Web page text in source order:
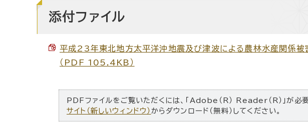
添付ファイル
平成23年東北地方太平洋沖地震及び津波による農林水産関係被
（PDF 105.4KB）
PDFファイルをご覧いただくには、「Adobe（R） Reader（R）」が必
サイト（新しいウィンドウ） からダウンロード（無料）してください。